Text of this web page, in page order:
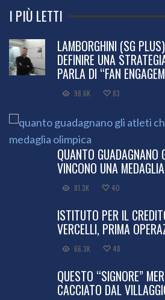
I PIÙ LETTI
LAMBORGHINI (SG
DEFINIRE UNA
PARLA DI “FAN
98.6K 83
QUANTO GUADAGNANO
VINCONO UNA
81.3K 40
ISTITUTO PER IL
VERCELLI, PRIMA
66.3K 48
QUESTO “SIGNORE”
CACCIATO DAL